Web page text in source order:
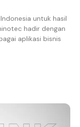
untuk hasil
hadir dengan
aplikasi bisnis